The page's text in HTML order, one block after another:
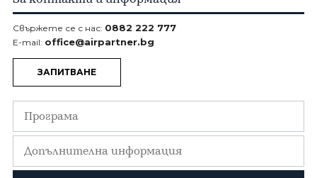
Програма
Допълнителна информация
Свържете се с нас: 0882 222 777
E-mail: office@airpartner.bg
ЗАПИТВАНЕ